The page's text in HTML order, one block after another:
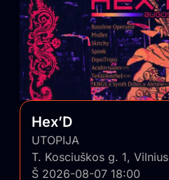
Hex’D
UTOPIJA
T. Kosciuškos g. 1, Vilnius
Š 2026-08-07 18:00